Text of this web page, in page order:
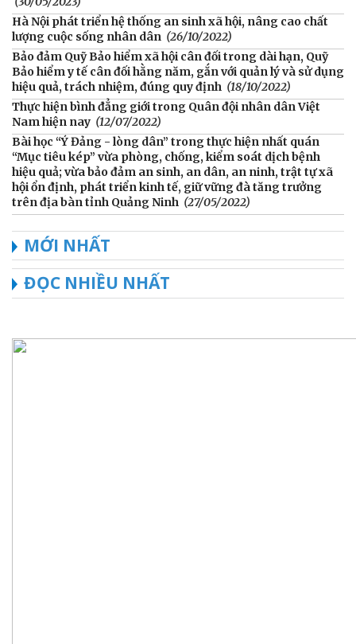
Hà Nội phát triển hệ thống an sinh xã hội, nâng cao chất
lượng cuộc sống nhân dân (26/10/2022)
Bảo đảm Quỹ Bảo hiểm xã hội cân đối trong dài hạn, Quỹ
Bảo hiểm y tế cân đối hằng năm, gắn với quản lý và sử dụng
hiệu quả, trách nhiệm, đúng quy định (18/10/2022)
Thực hiện bình đẳng giới trong Quân đội nhân dân Việt
Nam hiện nay (12/07/2022)
Bài học “Ý Đảng - lòng dân” trong thực hiện nhất quán
“Mục tiêu kép” vừa phòng, chống, kiểm soát dịch bệnh
hiệu quả; vừa bảo đảm an sinh, an dân, an ninh, trật tự xã
hội ổn định, phát triển kinh tế, giữ vững đà tăng trưởng
trên địa bàn tỉnh Quảng Ninh (27/05/2022)
MỚI NHẤT
ĐỌC NHIỀU NHẤT